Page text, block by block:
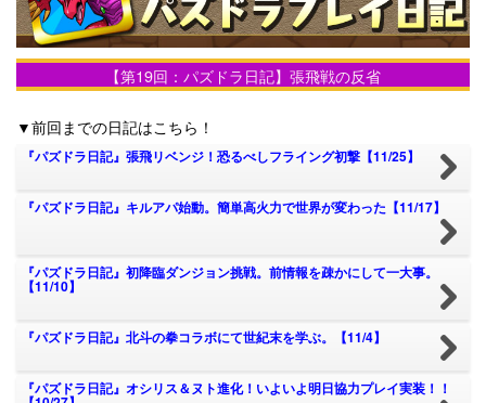
【第19回：パズドラ日記】張飛戦の反省
▼前回までの日記はこちら！
『パズドラ日記』張飛リベンジ！恐るべしフライング初撃【11/25】
『パズドラ日記』キルアパ始動。簡単高火力で世界が変わった【11/17】
『パズドラ日記』初降臨ダンジョン挑戦。前情報を疎かにして一大事。
【11/10】
『パズドラ日記』北斗の拳コラボにて世紀末を学ぶ。【11/4】
『パズドラ日記』オシリス＆ヌト進化！いよいよ明日協力プレイ実装！！